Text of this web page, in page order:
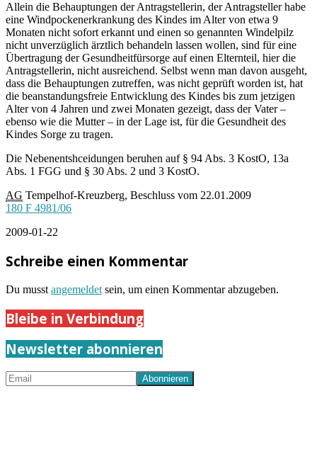
Allein die Behauptungen der Antragstellerin, der Antragsteller habe
eine Windpockenerkrankung des Kindes im Alter von etwa 9
Monaten nicht sofort erkannt und einen so genannten Windelpilz
nicht unverzüglich ärztlich behandeln lassen wollen, sind für eine
Übertragung der Gesundheitfürsorge auf einen Elternteil, hier die
Antragstellerin, nicht ausreichend. Selbst wenn man davon ausgeht,
dass die Behauptungen zutreffen, was nicht geprüft worden ist, hat
die beanstandungsfreie Entwicklung des Kindes bis zum jetzigen
Alter von 4 Jahren und zwei Monaten gezeigt, dass der Vater –
ebenso wie die Mutter – in der Lage ist, für die Gesundheit des
Kindes Sorge zu tragen.
Die Nebenentshceidungen beruhen auf § 94 Abs. 3 KostO, 13a
Abs. 1 FGG und § 30 Abs. 2 und 3 KostO.
AG Tempelhof-Kreuzberg, Beschluss vom 22.01.2009
180 F 4981/06
2009-01-22
Schreibe einen Kommentar
Du musst angemeldet sein, um einen Kommentar abzugeben.
Bleibe in Verbindung
Newsletter abonnieren